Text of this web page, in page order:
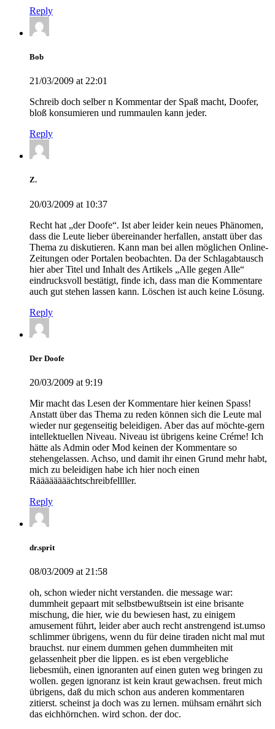
Reply
Bob
21/03/2009 at 22:01
Schreib doch selber n Kommentar der Spaß macht, Doofer,
bloß konsumieren und rummaulen kann jeder.
Reply
Z.
20/03/2009 at 10:37
Recht hat „der Doofe“. Ist aber leider kein neues Phänomen,
dass die Leute lieber übereinander herfallen, anstatt über das
Thema zu diskutieren. Kann man bei allen möglichen Online-
Zeitungen oder Portalen beobachten. Da der Schlagabtausch
hier aber Titel und Inhalt des Artikels „Alle gegen Alle“
eindrucksvoll bestätigt, finde ich, dass man die Kommentare
auch gut stehen lassen kann. Löschen ist auch keine Lösung.
Reply
Der Doofe
20/03/2009 at 9:19
Mir macht das Lesen der Kommentare hier keinen Spass!
Anstatt über das Thema zu reden können sich die Leute mal
wieder nur gegenseitig beleidigen. Aber das auf möchte-gern
intellektuellen Niveau. Niveau ist übrigens keine Créme! Ich
hätte als Admin oder Mod keinen der Kommentare so
stehengelassen. Achso, und damit ihr einen Grund mehr habt,
mich zu beleidigen habe ich hier noch einen
Räääääääächtschreibfellller.
Reply
dr.sprit
08/03/2009 at 21:58
oh, schon wieder nicht verstanden. die message war:
dummheit gepaart mit selbstbewußtsein ist eine brisante
mischung, die hier, wie du bewiesen hast, zu einigem
amusement führt, leider aber auch recht anstrengend ist.umso
schlimmer übrigens, wenn du für deine tiraden nicht mal mut
brauchst. nur einem dummen gehen dummheiten mit
gelassenheit pber die lippen. es ist eben vergebliche
liebesmüh, einen ignoranten auf einen guten weg bringen zu
wollen. gegen ignoranz ist kein kraut gewachsen. freut mich
übrigens, daß du mich schon aus anderen kommentaren
zitierst. scheinst ja doch was zu lernen. mühsam ernährt sich
das eichhörnchen. wird schon. der doc.